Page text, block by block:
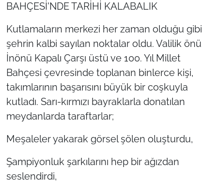
BAHÇESİ'NDE TARİHİ KALABALIK
Kutlamaların merkezi her zaman olduğu gibi
şehrin kalbi sayılan noktalar oldu. Valilik önü
İnönü Kapalı Çarşı üstü ve 100. Yıl Millet
Bahçesi çevresinde toplanan binlerce kişi,
takımlarının başarısını büyük bir coşkuyla
kutladı. Sarı-kırmızı bayraklarla donatılan
meydanlarda taraftarlar;
Meşaleler yakarak görsel şölen oluşturdu,
Şampiyonluk şarkılarını hep bir ağızdan
seslendirdi,